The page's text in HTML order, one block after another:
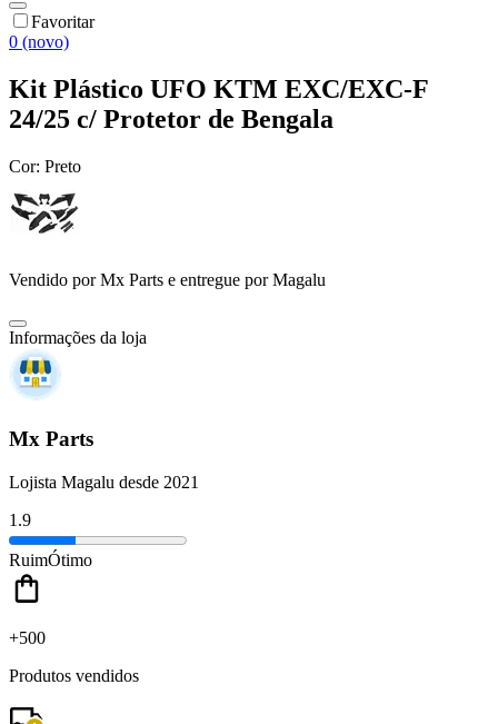
Favoritar
0 (novo)
Kit Plástico UFO KTM EXC/EXC-F
24/25 c/ Protetor de Bengala
Cor: Preto
Vendido porMx Parts e entregue por Magalu
Informações da loja
Mx Parts
Lojista Magalu desde 2021
1.9
RuimÓtimo
+500
Produtos vendidos